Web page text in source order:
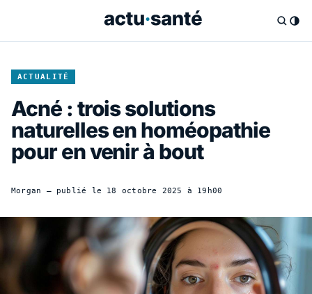
ACTUALITÉ
Acné : trois solutions
naturelles en homéopathie
pour en venir à bout
Morgan — publié le 18 octobre 2025 à 19h00